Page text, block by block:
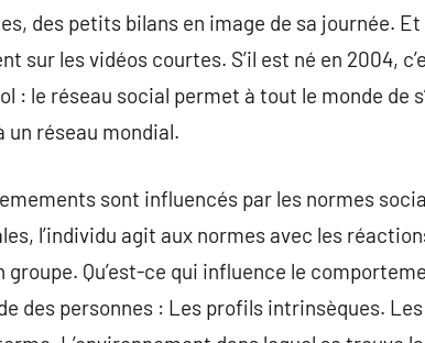
des petits bilans en image de sa journée.
sur les vidéos courtes. S’il est né en 2004,
: le réseau social permet à tout le monde de
un réseau mondial.
sont influencés par les normes
l’individu agit aux normes avec les
groupe. Qu’est-ce qui influence le
des personnes : Les profils intrinsèques.